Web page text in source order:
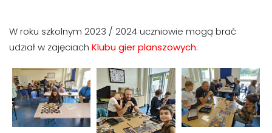
W roku szkolnym 2023 / 2024 uczniowie mogą brać
udział w zajęciach Klubu gier planszowych.